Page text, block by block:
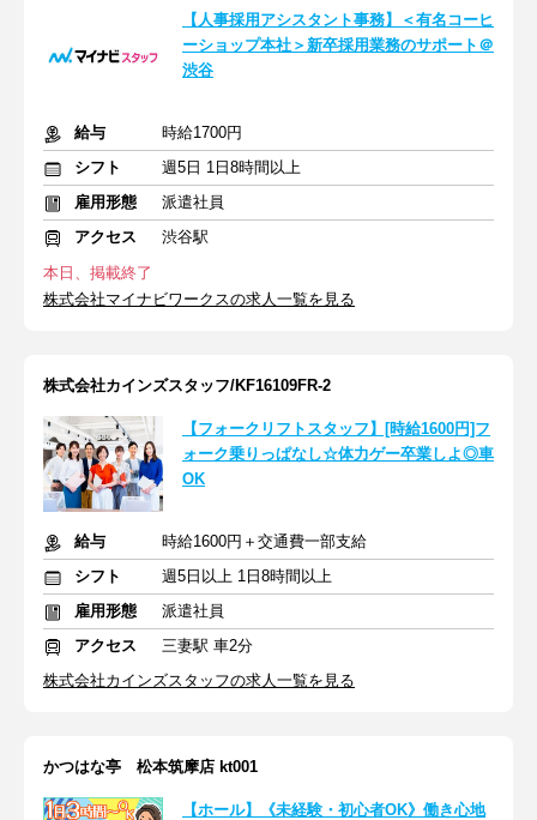
【人事採用アシスタント事務】＜有名コーヒ
ーショップ本社＞新卒採用業務のサポート＠
渋谷
給与
時給1700円
シフト
週5日 1日8時間以上
雇用形態
派遣社員
アクセス
渋谷駅
本日、掲載終了
株式会社マイナビワークスの求人一覧を見る
株式会社カインズスタッフ/KF16109FR-2
【フォークリフトスタッフ】[時給1600円]フ
ォーク乗りっぱなし☆体力ゲー卒業しよ◎車
OK
給与
時給1600円＋交通費一部支給
シフト
週5日以上 1日8時間以上
雇用形態
派遣社員
アクセス
三妻駅 車2分
株式会社カインズスタッフの求人一覧を見る
かつはな亭 松本筑摩店 kt001
【ホール】《未経験・初心者OK》働き心地